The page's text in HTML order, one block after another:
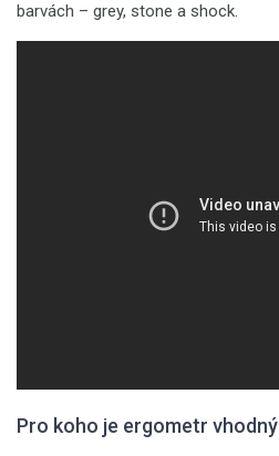
barvách – grey, stone a shock.
Pro koho je ergometr vhodný